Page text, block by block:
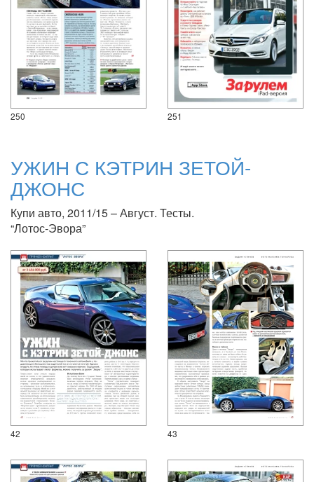
250 251
УЖИН С КЭТРИН ЗЕТОЙ-
ДЖОНС
Купи авто, 2011/15 – Август. Тесты.
“Лотос-Эвора”
42 43